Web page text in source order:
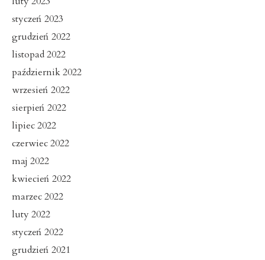
styczeń 2023
grudzień 2022
listopad 2022
październik 2022
wrzesień 2022
sierpień 2022
lipiec 2022
czerwiec 2022
maj 2022
kwiecień 2022
marzec 2022
luty 2022
styczeń 2022
grudzień 2021